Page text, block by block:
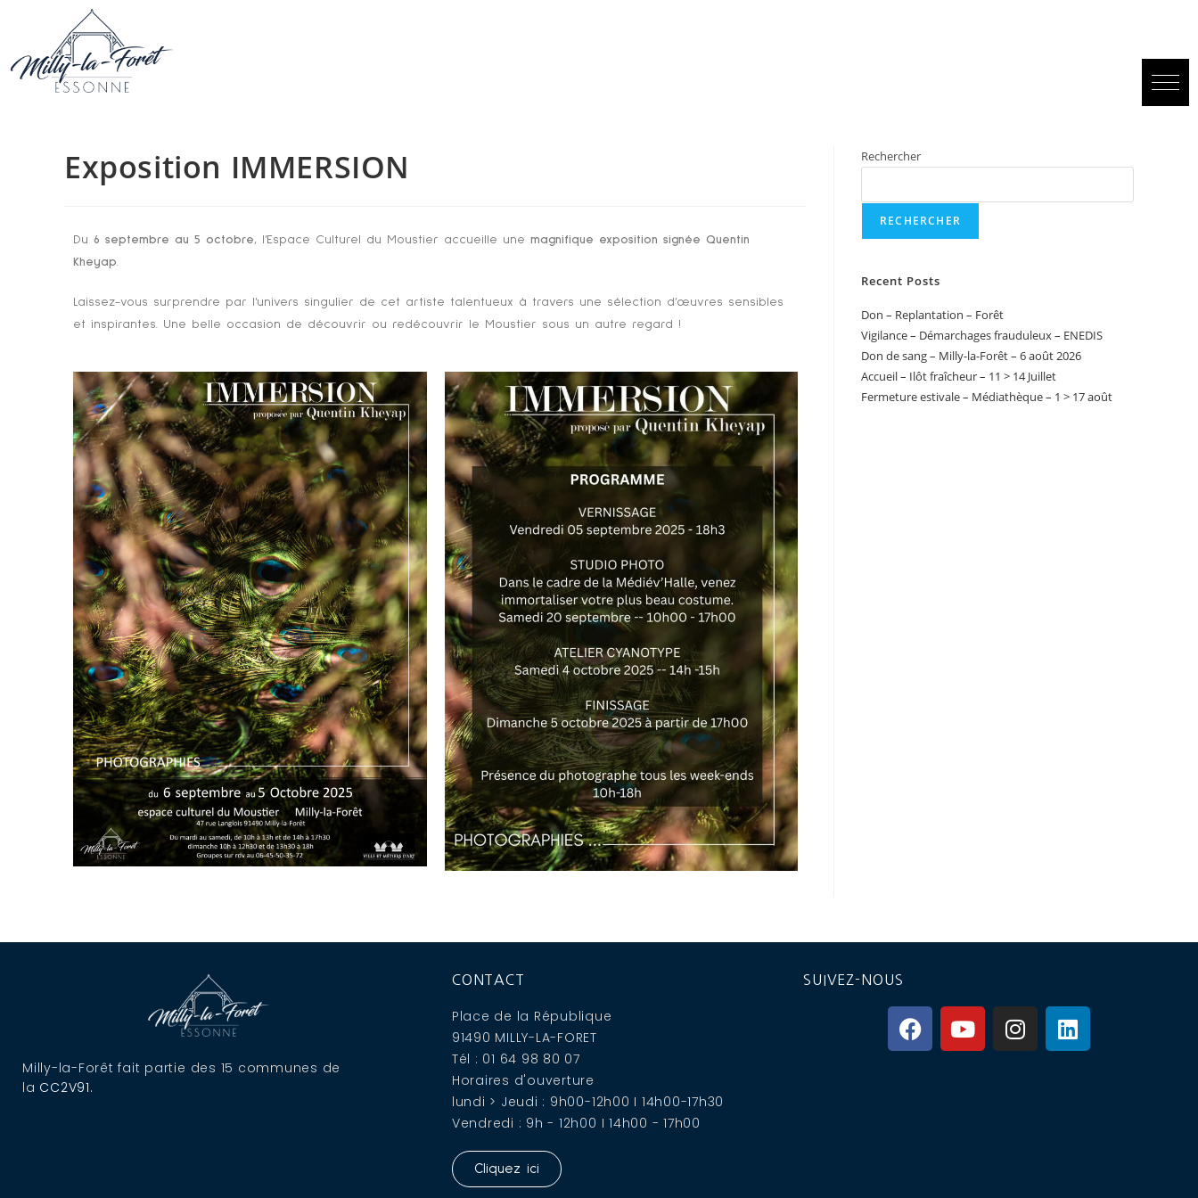
Exposition IMMERSION
Du 6 septembre au 5 octobre, l’Espace Culturel du Moustier accueille une magnifique exposition signée Quentin
Kheyap
Laissez-vous surprendre par l’univers singulier de cet artiste talentueux à travers une sélection d’œuvres sensibles
et inspirantes. Une belle occasion de découvrir ou redécouvrir le Moustier sous un autre regard !
Rechercher
RECHERCHER
Recent Posts
Don – Replantation – Forêt
Vigilance – Démarchages frauduleux – ENEDIS
Don de sang – Milly-la-Forêt – 6 août 2026
Accueil – Ilôt fraîcheur – 11 > 14 Juillet
Fermeture estivale – Médiathèque – 1 > 17 août
Milly-la-Forêt fait partie des 15 communes de
la CC2V91.
CONTACT
Place de la République
91490 MILLY-LA-FORET
Tél : 01 64 98 80 07
Horaires d'ouverture
lundi > Jeudi : 9h00-12h00 I 14h00-17h30
Vendredi : 9h - 12h00 I 14h00 - 17h00
Cliquez ici
SUIVEZ-NOUS